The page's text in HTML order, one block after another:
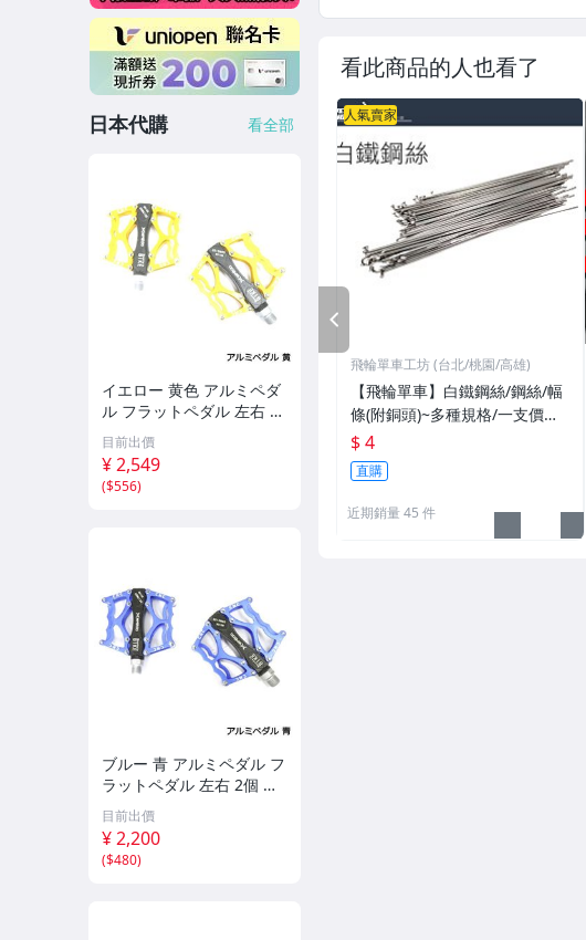
看此商品的人也看了
人氣賣家
飛輪單車工坊 (台北/桃園/高雄)
【飛輪單車】白鐵鋼絲/鋼絲/幅
條(附銅頭)~多種規格/一支價格
需要多少買多少[1101]
$ 4
直購
近期銷量 45 件
日本代購 看全部
イエロー 黄色 アルミペダ
ル フラットペダル 左右 2
個 セット 軽量 自転車 CN
C ロードバイク クロスバ
イク マウンテンバイク な
どに
目前出價
¥ 2,549
($556)
ブルー 青 アルミペダル フ
ラットペダル 左右 2個 セ
ット 軽量 自転車 CNC ロ
ードバイク クロスバイク
マウンテンバイク などに
目前出價
¥ 2,200
($480)